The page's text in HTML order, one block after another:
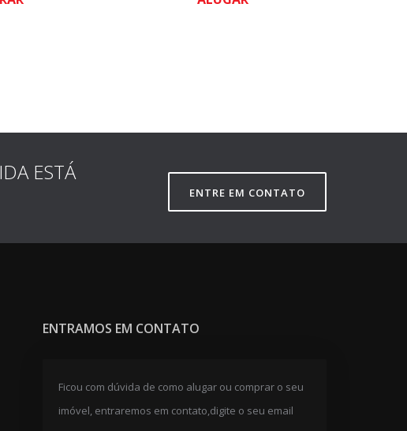
ESTÁ
ENTRE EM CONTATO
ENTRAMOS EM CONTATO
Ficou com dúvida de como alugar ou comprar o seu
imóvel, entraremos em contato,digite o seu email